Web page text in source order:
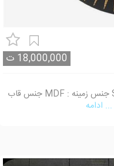
18,000,000 ت
نام اثر : تابلو کد 1001 تکنیک : String Art جنس زمینه : MDF جنس قاب
... ادامه